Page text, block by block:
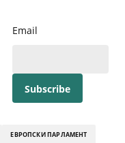
Email
ЕВРОПСКИ ПАРЛАМЕНТ